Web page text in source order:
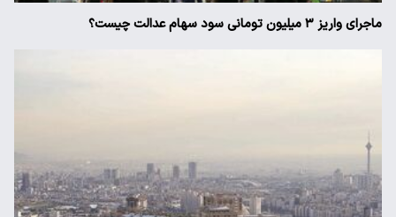
ماجرای واریز ۳ میلیون تومانی سود سهام عدالت چیست؟